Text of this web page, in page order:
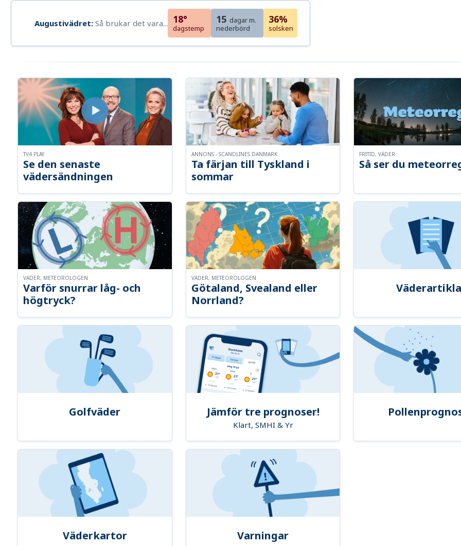
Augustivädret: Så brukar det vara... 18°
dagstemp
15 dagar m.
nederbörd
36%
solsken
Se den senaste
vädersändningen
TV4 PLAY
Ta färjan till Tyskland i
sommar
ANNONS - SCANDLINES DANMARK
Så ser du
FRITID, VÄDER
Varför snurrar låg- och
högtryck?
VÄDER, METEOROLOGEN
Götaland, Svealand eller
Norrland?
VÄDER, METEOROLOGEN
Golfväder Jämför tre prognoser!
Klart, SMHI & Yr
Väderkartor Varningar